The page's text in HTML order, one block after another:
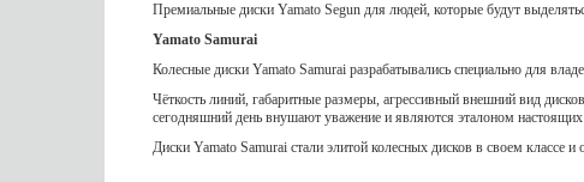
Премиальные диски Yamato Segun для людей, которые будут
Yamato Samurai
Колесные диски Yamato Samurai разрабатывались специально для
Чёткость линий, габаритные размеры, агрессивный внешний вид
сегодняшний день внушают уважение и являются эталоном
Диски Yamato Samurai стали элитой колесных дисков в своем классе